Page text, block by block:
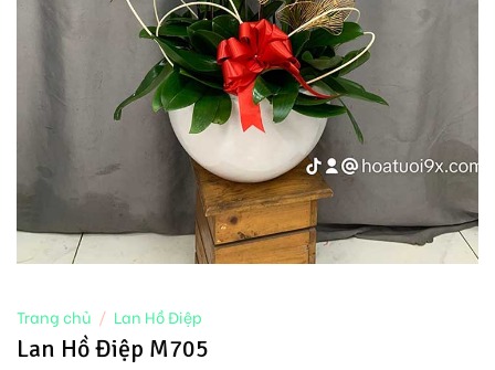
Trang chủ / Lan Hồ Điệp
Lan Hồ Điệp M705